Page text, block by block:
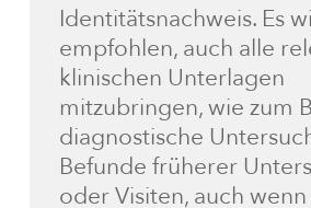
Identitätsnachweis. Es
empfohlen, auch alle
klinischen Unterlagen
mitzubringen, wie zum
diagnostische
Befunde früherer
oder Visiten, auch